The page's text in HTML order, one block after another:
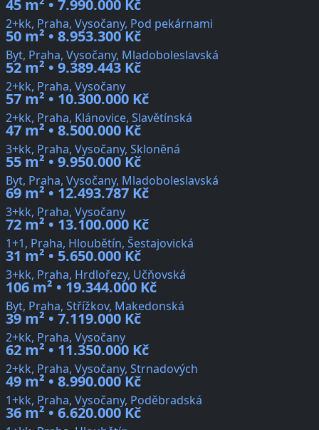
45 m² • 7.990.000 Kč
2+kk, Praha, Vysočany, Pod pekárnami
50 m² • 8.953.300 Kč
Byt, Praha, Vysočany, Mladoboleslavská
52 m² • 9.389.443 Kč
2+kk, Praha, Vysočany
57 m² • 10.300.000 Kč
2+kk, Praha, Klánovice, Slavětínská
47 m² • 8.500.000 Kč
3+kk, Praha, Vysočany, Skloněná
55 m² • 9.950.000 Kč
Byt, Praha, Vysočany, Mladoboleslavská
69 m² • 12.493.787 Kč
3+kk, Praha, Vysočany
72 m² • 13.100.000 Kč
1+1, Praha, Hloubětín, Šestajovická
31 m² • 5.650.000 Kč
3+kk, Praha, Hrdlořezy, Učňovská
106 m² • 19.344.000 Kč
Byt, Praha, Střížkov, Makedonská
39 m² • 7.119.000 Kč
2+kk, Praha, Vysočany
62 m² • 11.350.000 Kč
2+kk, Praha, Vysočany, Strnadových
49 m² • 8.990.000 Kč
1+kk, Praha, Vysočany, Poděbradská
36 m² • 6.620.000 Kč